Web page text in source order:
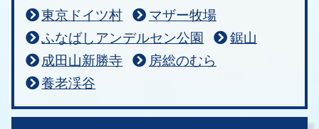
東京ドイツ村
マザー牧場
ふなばしアンデルセン公園
鋸山
成田山新勝寺
房総のむら
養老渓谷